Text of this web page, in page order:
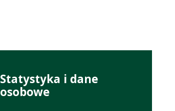
Statystyka i dane
osobowe